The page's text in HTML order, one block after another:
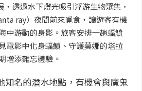
，透過水下燈光吸引浮游生物聚集，
ray）夜間前來覓食，讓遊客有機
中游動的身影。旅客安排一趟蝠鱝
電影中化身蝠鱝、守護莫娜的塔拉
增添難忘體驗。